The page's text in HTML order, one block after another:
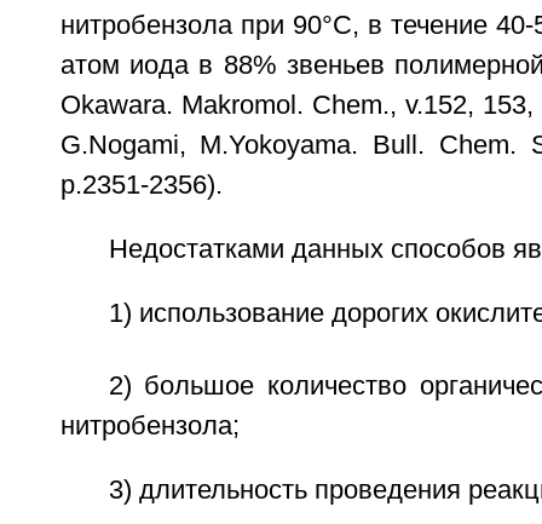
нитробензола при 90°C, в течение
атом иода в 88% звеньев
Okawara. Makromol. Chem., v.152,
G.Nogami, M.Yokoyama. Bull. Chem.
p.2351-2356).
Недостатками данных способов
1) использование дорогих
2) большое количество
нитробензола;
3) длительность проведения